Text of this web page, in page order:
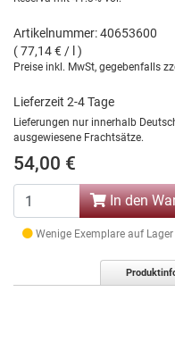
Artikelnummer: 40653600
( 77,14 € / l )
Preise inkl. MwSt, gegebenfalls
Lieferzeit 2-4 Tage
Lieferungen nur innerhalb
ausgewiesene Frachtsätze.
54,00 €
In den
Wenige Exemplare auf